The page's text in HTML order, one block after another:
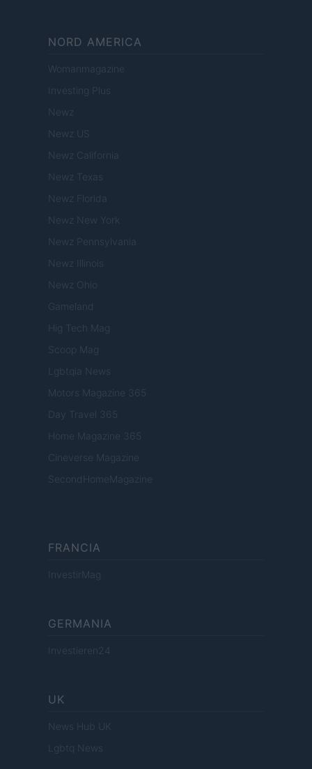
NORD AMERICA
Womanmagazine
Investing Plus
Newz
Newz US
Newz California
Newz Texas
Newz Florida
Newz New York
Newz Pennsylvania
Newz Illinois
Newz Ohio
Gameland
Hig Tech Mag
Scoop Mag
Lgbtqia News
Motors Magazine 365
Day Travel 365
Home Magazine 365
Cineverse Magazine
SecondHomeMagazine
FRANCIA
InvestirMag
GERMANIA
Investieren24
UK
News Hub UK
Lgbtq News